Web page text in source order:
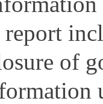
of